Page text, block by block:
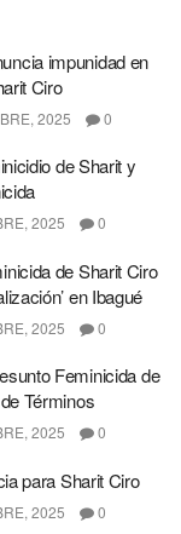
impunidad en
Ciro
2025 0
de Sharit y
2025 0
de Sharit Ciro
en Ibagué
2025 0
Feminicida de
Términos
2025 0
para Sharit Ciro
2025 0